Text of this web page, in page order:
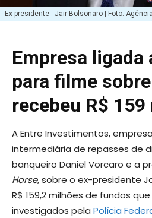
Ex-presidente - Jair Bolsonaro | Foto:
Empresa ligada
para filme
recebeu R$
A Entre Investimentos,
intermediária de repasses de
banqueiro Daniel Vorcaro e a
Horse, sobre o ex-presidente
R$ 159,2 milhões de fundos
investigados pela Polícia